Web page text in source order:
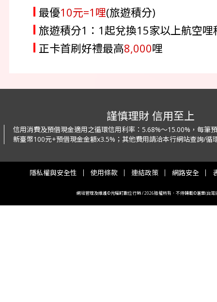
最優10元=1哩(旅遊積分)
旅遊積分1：1起兌換15家以上航空哩
正卡首刷好禮最高8,000哩
謹慎理財 信用至上
信用消費及預借現金適用之循環信用利率： 5.68%～15.00%，每筆
新臺幣100元+預借現金金額x3.5%； 其他費用請洽本行網站查詢/循
隱私權與安全性 使用條款 連結政策 網路安全
網站管理及維護©光曜町數位行銷 / 2026版權所有．不得轉載©滙豐(台灣